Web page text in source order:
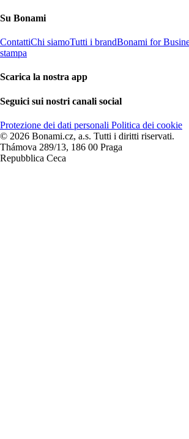
Su Bonami
ContattiChi siamoTutti i brandBonami for
stampa
Scarica la nostra app
Seguici sui nostri canali social
Protezione dei dati personali Politica dei cookie
© 2026 Bonami.cz, a.s. Tutti i diritti riservati.
Thámova 289/13, 186 00 Praga
Repubblica Ceca